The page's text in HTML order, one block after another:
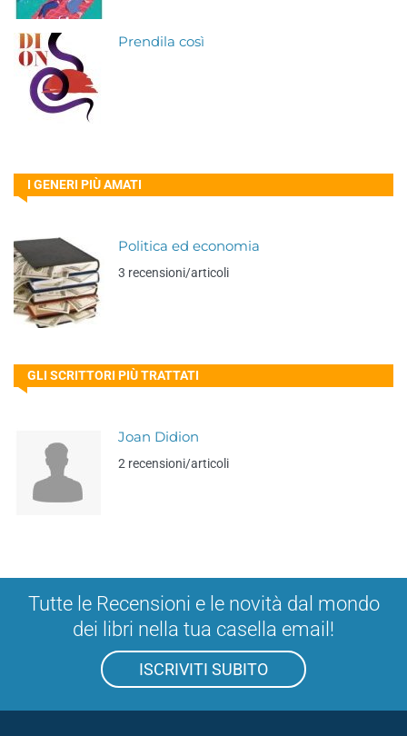
Prendila così
I GENERI PIÙ AMATI
Politica ed economia
3 recensioni/articoli
GLI SCRITTORI PIÙ TRATTATI
Joan Didion
2 recensioni/articoli
Tutte le Recensioni e le novità dal mondo
dei libri nella tua casella email!
ISCRIVITI SUBITO